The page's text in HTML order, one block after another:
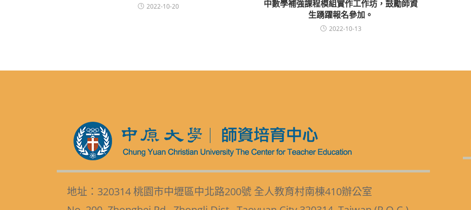
2022-10-20
中數學補強課程模組實作工作坊，鼓勵師資
生踴躍報名參加。
2022-10-13
地址：320314 桃園市中壢區中北路200號 全人教育村南棟410辦公室